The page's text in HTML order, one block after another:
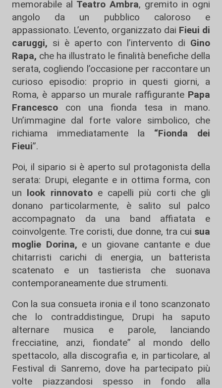
memorabile al Teatro Ambra, gremito in ogni
angolo da un pubblico caloroso e
appassionato. L’evento, organizzato dai Fieui di
caruggi, si è aperto con l’intervento di Gino
Rapa, che ha illustrato le finalità benefiche della
serata, cogliendo l’occasione per raccontare un
curioso episodio: proprio in questi giorni, a
Roma, è apparso un murale raffigurante Papa
Francesco con una fionda tesa in mano.
Un’immagine dal forte valore simbolico, che
richiama immediatamente la “Fionda dei
Fieui”.
Poi, il sipario si è aperto sul protagonista della
serata: Drupi, elegante e in ottima forma, con
un look rinnovatoe capelli più corti che gli
donano particolarmente, è salito sul palco
accompagnato da una band affiatata e
coinvolgente. Tre coristi, due donne, tra cui sua
moglie Dorina, e un giovane cantante e due
chitarristi carichi di energia, un batterista
scatenato e un tastierista che suonava
contemporaneamente due strumenti.
Con la sua consueta ironia e il tono scanzonato
che lo contraddistingue, Drupi ha saputo
alternare musica e parole, lanciando
frecciatine, anzi, fiondate” al mondo dello
spettacolo, alla discografia e, in particolare, al
Festival di Sanremo, dove ha partecipato più
volte piazzandosi spesso in fondo alla